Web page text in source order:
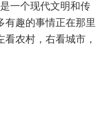
一个现代文明和传
有趣的事情正在那里
农村，右看城市，